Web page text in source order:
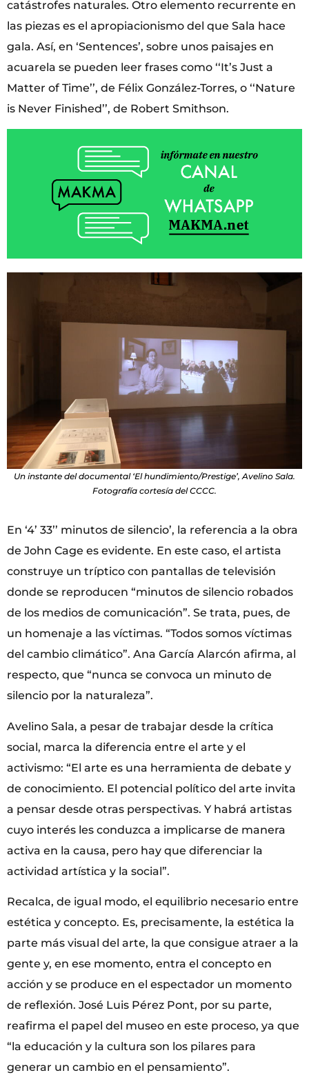
catástrofes naturales. Otro elemento recurrente en
las piezas es el apropiacionismo del que Sala hace
gala. Así, en ‘Sentences’, sobre unos paisajes en
acuarela se pueden leer frases como ‘‘It’s Just a
Matter of Time’’, de Félix González-Torres, o ‘‘Nature
is Never Finished’’, de Robert Smithson.
Un instante del documental ‘El hundimiento/Prestige’, Avelino Sala.
Fotografía cortesía del CCCC.
En ‘4’ 33’’ minutos de silencio’, la referencia a la obra
de John Cage es evidente. En este caso, el artista
construye un tríptico con pantallas de televisión
donde se reproducen “minutos de silencio robados
de los medios de comunicación”. Se trata, pues, de
un homenaje a las víctimas. “Todos somos víctimas
del cambio climático”. Ana García Alarcón afirma, al
respecto, que “nunca se convoca un minuto de
silencio por la naturaleza”.
Avelino Sala, a pesar de trabajar desde la crítica
social, marca la diferencia entre el arte y el
activismo: “El arte es una herramienta de debate y
de conocimiento. El potencial político del arte invita
a pensar desde otras perspectivas. Y habrá artistas
cuyo interés les conduzca a implicarse de manera
activa en la causa, pero hay que diferenciar la
actividad artística y la social”.
Recalca, de igual modo, el equilibrio necesario entre
estética y concepto. Es, precisamente, la estética la
parte más visual del arte, la que consigue atraer a la
gente y, en ese momento, entra el concepto en
acción y se produce en el espectador un momento
de reflexión. José Luis Pérez Pont, por su parte,
reafirma el papel del museo en este proceso, ya que
“la educación y la cultura son los pilares para
generar un cambio en el pensamiento”.